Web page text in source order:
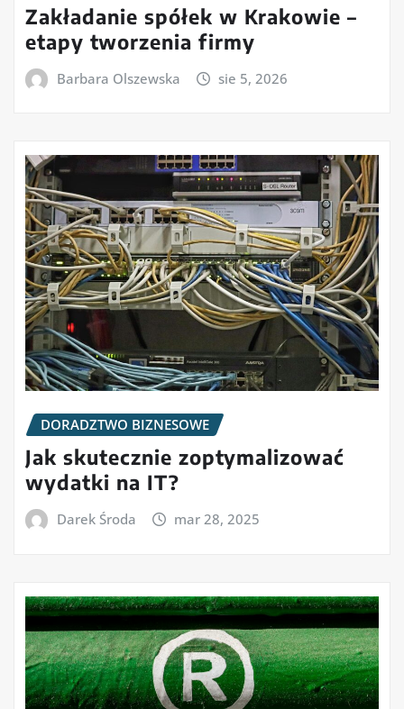
Zakładanie spółek w Krakowie –
etapy tworzenia firmy
Barbara Olszewska sie 5, 2026
DORADZTWO BIZNESOWE
Jak skutecznie zoptymalizować
wydatki na IT?
Darek Środa mar 28, 2025